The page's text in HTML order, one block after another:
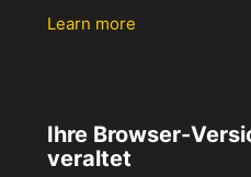
Learn more
Ihre Browser-
veraltet